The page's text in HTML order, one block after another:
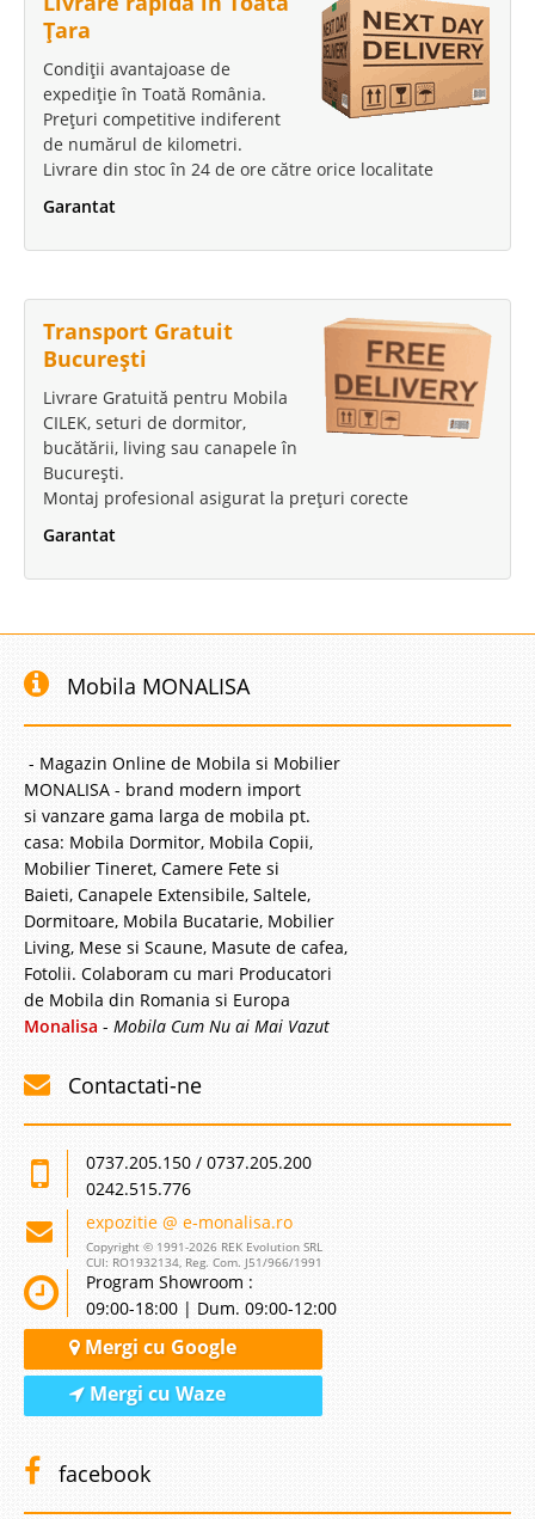
Țara
Condiții avantajoase de
expediție în Toată România.
Prețuri competitive indiferent
de numărul de kilometri.
Livrare din stoc în 24 de ore către orice localitate
Garantat
Transport Gratuit
București
Livrare Gratuită pentru Mobila
CILEK, seturi de dormitor,
bucătării, living sau canapele în
București.
Montaj profesional asigurat la prețuri corecte
Garantat
Mobila MONALISA
- Magazin Online de Mobila si Mobilier
MONALISA - brand modern import
si vanzare gama larga de mobila pt.
casa: Mobila Dormitor, Mobila Copii,
Mobilier Tineret, Camere Fete si
Baieti, Canapele Extensibile, Saltele,
Dormitoare, Mobila Bucatarie, Mobilier
Living, Mese si Scaune, Masute de cafea,
Fotolii. Colaboram cu mari Producatori
de Mobila din Romania si Europa
Monalisa - Mobila Cum Nu ai Mai Vazut
Contactati-ne
0737.205.150 / 0737.205.200
0242.515.776
expozitie @ e-monalisa.ro
Copyright © 1991-2026 REK Evolution SRL
CUI: RO1932134, Reg. Com. J51/966/1991
Program Showroom :
09:00-18:00 | Dum. 09:00-12:00
Mergi cu Google
Mergi cu Waze
facebook